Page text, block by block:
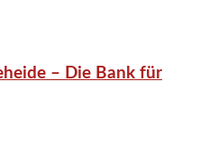
– Die Bank für